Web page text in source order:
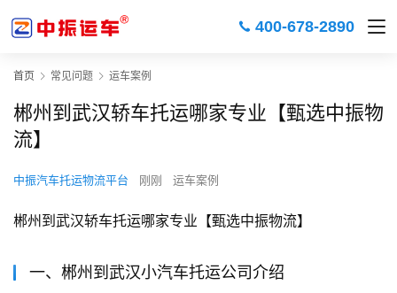
400-678-2890
首页 常见问题 运车案例
郴州到武汉轿车托运哪家专业【甄选中振物
流】
中振汽车托运物流平台 刚刚 运车案例
郴州到武汉轿车托运哪家专业【甄选中振物流】
一、郴州到武汉小汽车托运公司介绍